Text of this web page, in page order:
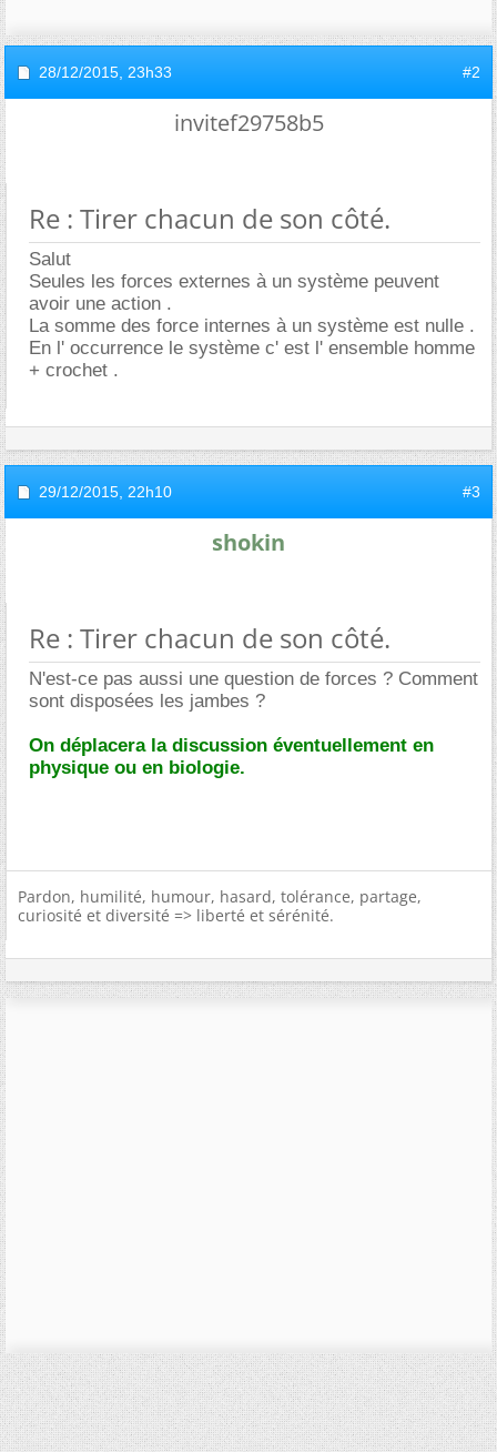
28/12/2015, 23h33 #2
invitef29758b5
Re : Tirer chacun de son côté.
Salut
Seules les forces externes à un système peuvent
avoir une action .
La somme des force internes à un système est nulle .
En l' occurrence le système c' est l' ensemble homme
+ crochet .
29/12/2015, 22h10 #3
shokin
Re : Tirer chacun de son côté.
N'est-ce pas aussi une question de forces ? Comment
sont disposées les jambes ?
On déplacera la discussion éventuellement en
physique ou en biologie.
Pardon, humilité, humour, hasard, tolérance, partage,
curiosité et diversité => liberté et sérénité.